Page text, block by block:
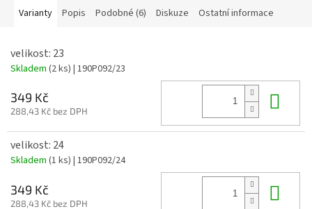
Varianty Popis Podobné (6) Diskuze Ostatní informace
velikost: 23
Skladem (2 ks) | 190P092/23
349 Kč
288,43 Kč bez DPH
velikost: 24
Skladem (1 ks) | 190P092/24
349 Kč
288,43 Kč bez DPH